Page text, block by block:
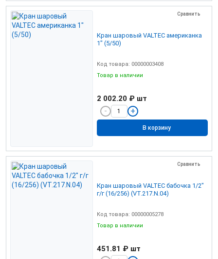
Сравнить
Кран шаровый VALTEC американка
1" (5/50)
Код товара: 00000003408
Товар в наличии
2 002.20 ₽ шт
В корзину
Сравнить
Кран шаровый VALTEC бабочка 1/2"
г/г (16/256) (VT.217.N.04)
Код товара: 00000005278
Товар в наличии
451.81 ₽ шт